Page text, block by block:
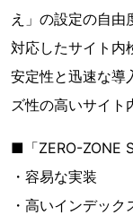
え」の設定の自由
対応したサイト内
安定性と迅速な導
ズ性の高いサイト
■「ZERO-ZONE
・容易な実装
・高いインデッ